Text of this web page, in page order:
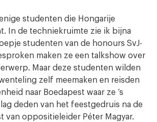
studenten die Hongarije
In de techniekruimte zie ik bijna
studenten van de honours SvJ-
maken ze een talkshow over
Maar deze studenten wilden
zelf meemaken en reisden
naar Boedapest waar ze ’s
deden van het feestgedruis na de
van oppositieleider Péter Magyar.